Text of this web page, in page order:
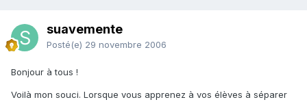
suavemente
Posté(e) 29 novembre 2006
Bonjour à tous !
Voilà mon souci. Lorsque vous apprenez à vos élèves à séparer